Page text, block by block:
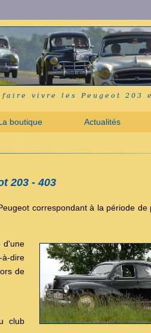
boutique Actualités
203 - 403
correspondant à la période de
d'une
à-dire
de
club